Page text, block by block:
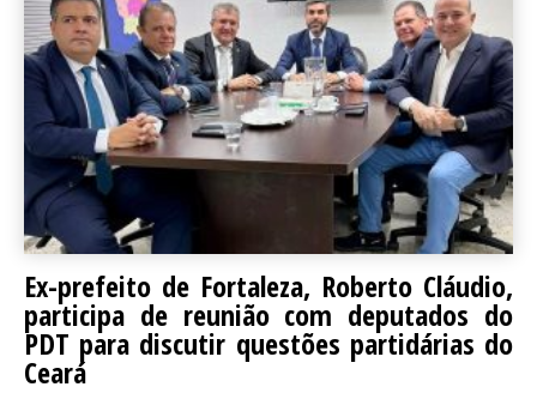
Ex-prefeito de Fortaleza, Roberto Cláudio,
participa de reunião com deputados do
PDT para discutir questões partidárias do
Ceará